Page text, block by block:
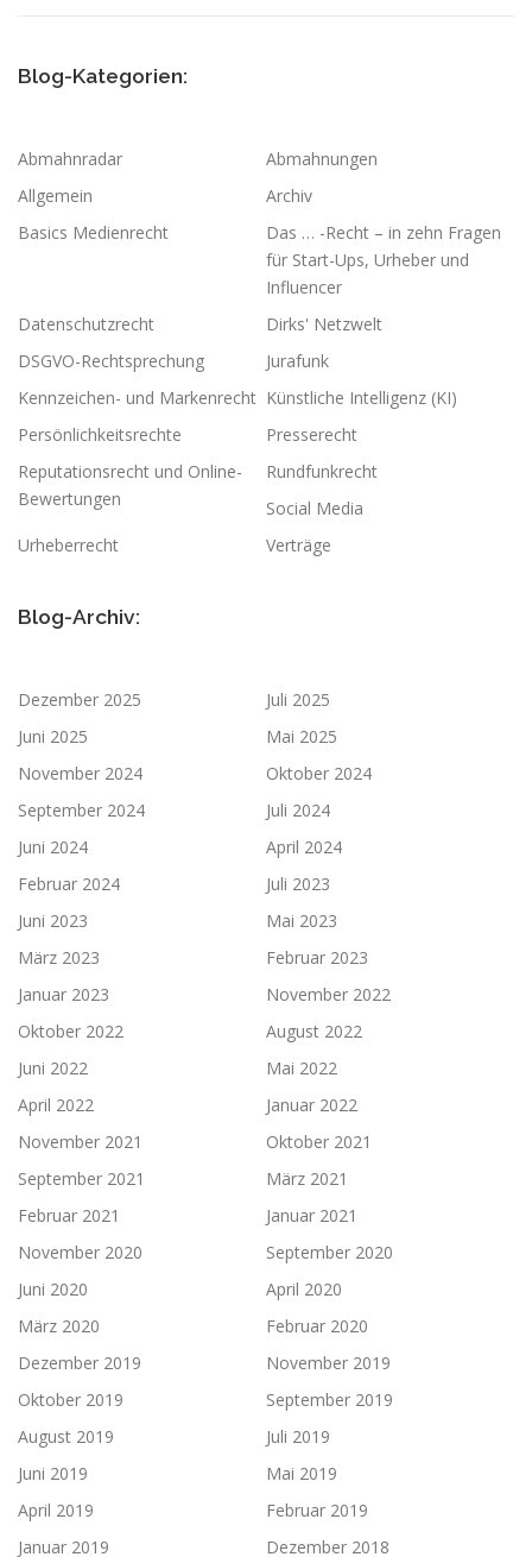
Blog-Kategorien:
Abmahnradar
Abmahnungen
Allgemein
Archiv
Basics Medienrecht
Das … -Recht – in zehn Fragen
für Start-Ups, Urheber und
Influencer
Datenschutzrecht
Dirks' Netzwelt
DSGVO-Rechtsprechung
Jurafunk
Kennzeichen- und Markenrecht Künstliche Intelligenz (KI)
Persönlichkeitsrechte
Presserecht
Reputationsrecht und Online-
Bewertungen
Rundfunkrecht
Social Media
Urheberrecht
Verträge
Blog-Archiv:
Dezember 2025
Juli 2025
Juni 2025
Mai 2025
November 2024
Oktober 2024
September 2024
Juli 2024
Juni 2024
April 2024
Februar 2024
Juli 2023
Juni 2023
Mai 2023
März 2023
Februar 2023
Januar 2023
November 2022
Oktober 2022
August 2022
Juni 2022
Mai 2022
April 2022
Januar 2022
November 2021
Oktober 2021
September 2021
März 2021
Februar 2021
Januar 2021
November 2020
September 2020
Juni 2020
April 2020
März 2020
Februar 2020
Dezember 2019
November 2019
Oktober 2019
September 2019
August 2019
Juli 2019
Juni 2019
Mai 2019
April 2019
Februar 2019
Januar 2019
Dezember 2018